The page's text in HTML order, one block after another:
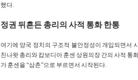
했다.
정권 뒤흔든 총리의 사적 통화 한통
여기에 양국 정치의 구조적 불안정성이 개입되면서
친나왓 총리와 캄보디아 훈센 상원의장 간의 사적 통
가 훈센을 “삼촌”으로 부르면서 시작된다.